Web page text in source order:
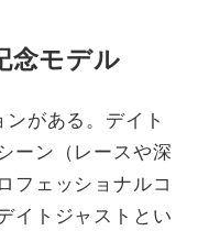
念モデル
がある。デイト
ーン（レースや深
フェッショナルコ
イトジャストとい